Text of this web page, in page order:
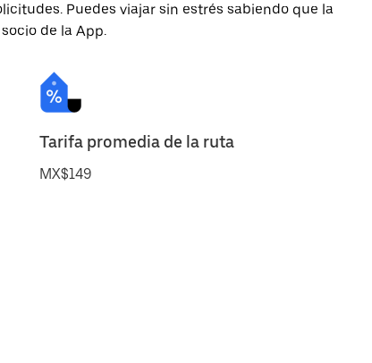
Puedes viajar sin estrés sabiendo que la
de la App.
Tarifa promedia de la ruta
MX$149